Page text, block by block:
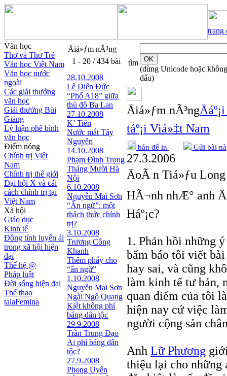
trang
Văn học
Thơ và Thơ Trẻ
Văn học Việt Nam
Văn học nước
ngoài
Các giải thưởng
văn học
Giải thưởng Bùi
Giáng
Lý luận phê bình
văn học
Điểm nóng
Chính trị Việt
Nam
Chính trị thế giới
Đại hội X và cải
cách chính trị tại
Việt Nam
Xã hội
Giáo dục
Kinh tế
Đồng tính luyến ái
trong xã hội hiện
đại
Thế hệ @
Pháp luật
Đời sống hiện đại
Thể thao
talaFemina
Äiá»ƒm nÃ³ng
1 - 20 / 434 bài
28.10.2008
Lê Diễn Đức
“Phố A18” giữa
thủ đô Ba Lan
27.10.2008
K’ Tiên
Nước mắt Tây
Nguyên
14.10.2008
Phạm Đình Trọng
Tháng Mười Hà
Nội
6.10.2008
Nguyễn Mai Sơn
“Ẩn ngữ”: một
thách thức chính
trị?
3.10.2008
Trương Công
Khanh
Thêm phẩy cho
“ẩn ngữ”
1.10.2008
Nguyễn Mai Sơn
Ngài Ngô Quang
Kiệt không phỉ
báng dân tộc
29.9.2008
Trần Trung Đạo
Ai phỉ báng dân
tộc?
27.9.2008
Phong Uyên
tìm
(dùng Unicode hoặc không
dấu)
Äiá»ƒm nÃ³ng
táº¡i Viá»‡t Nam
bản để in Gửi bài
27.3.2006
ÄoÃ n Tiá»ƒu Long
HÃ¬nh nhÆ° anh
Háº¡c?
1. Phản hồi những
bẩm báo tôi viết
hay sai, và cũng
làm kinh tế tư bản,
quan điểm của tôi
hiện nay cứ việc
người cộng sản
Anh Lữ Phương
thiệu lại cho những